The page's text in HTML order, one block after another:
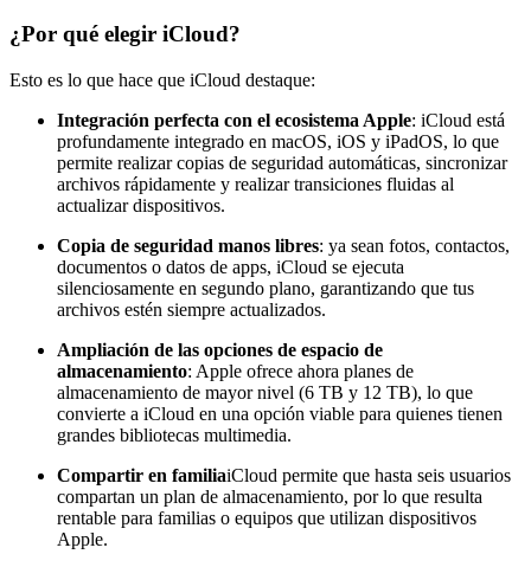
¿Por qué elegir iCloud?
Esto es lo que hace que iCloud destaque:
Integración perfecta con el ecosistema Apple: iCloud está
profundamente integrado en macOS, iOS y iPadOS, lo que
permite realizar copias de seguridad automáticas, sincronizar
archivos rápidamente y realizar transiciones fluidas al
actualizar dispositivos.
Copia de seguridad manos libres: ya sean fotos, contactos,
documentos o datos de apps, iCloud se ejecuta
silenciosamente en segundo plano, garantizando que tus
archivos estén siempre actualizados.
Ampliación de las opciones de espacio de
almacenamiento: Apple ofrece ahora planes de
almacenamiento de mayor nivel (6 TB y 12 TB), lo que
convierte a iCloud en una opción viable para quienes tienen
grandes bibliotecas multimedia.
Compartir en familiaiCloud permite que hasta seis usuarios
compartan un plan de almacenamiento, por lo que resulta
rentable para familias o equipos que utilizan dispositivos
Apple.